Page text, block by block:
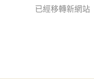
已經移轉新網站